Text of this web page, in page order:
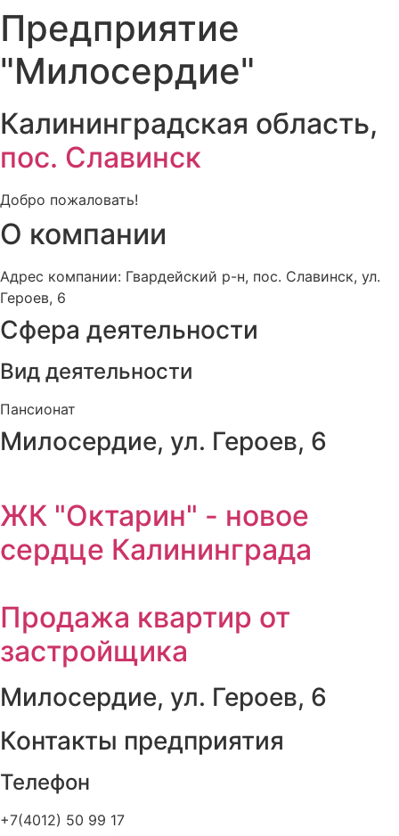
Предприятие
"Милосердие"
Калининградская область,
пос. Славинск
Добро пожаловать!
О компании
Адрес компании: Гвардейский р-н, пос. Славинск, ул.
Героев, 6
Сфера деятельности
Вид деятельности
Пансионат
Милосердие, ул. Героев, 6
ЖК "Октарин" - новое
сердце Калининграда
Продажа квартир от
застройщика
Милосердие, ул. Героев, 6
Контакты предприятия
Телефон
+7(4012) 50 99 17